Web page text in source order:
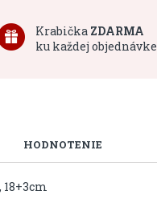
Krabička ZDARMA
ku každej objednávke
HODNOTENIE